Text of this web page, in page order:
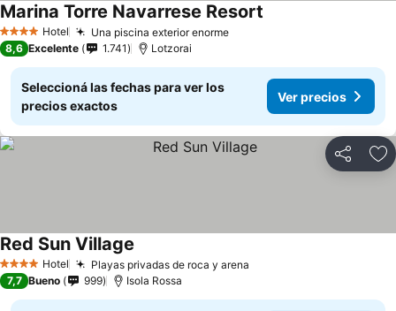
4 EstrellasHotel Una piscina exterior enorme
Marina Torre Navarrese Resort
8,6 Excelente 1.741 Lotzorai
Seleccioná las fechas para ver los
precios exactos
Ver precios
Compartir
4 EstrellasHotel Playas privadas de roca y arena
Red Sun Village
7,7 Bueno 999 Isola Rossa